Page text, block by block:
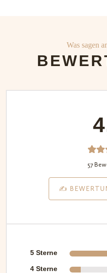
Was sagen
4.74
57
57
✍️
5 Sterne
4 Sterne